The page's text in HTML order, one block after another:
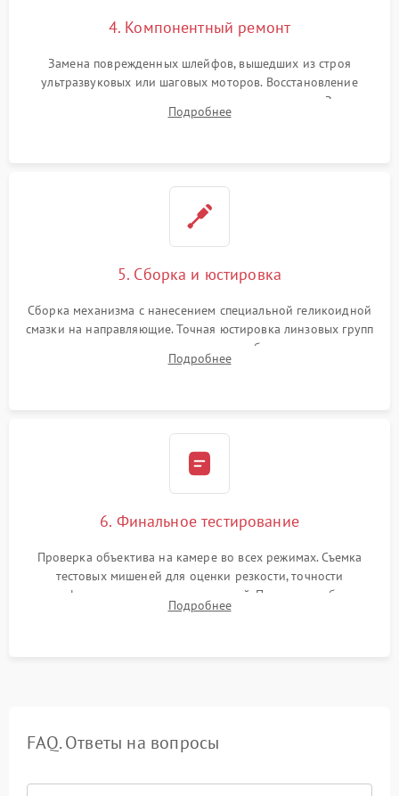
4. Компонентный ремонт
Замена поврежденных шлейфов, вышедших из строя
ультразвуковых или шаговых моторов. Восстановление
геометрии направляющих при заклинивании зума. Замена
неисправного блока диафрагмы, датчиков положения или
Подробнее
5. Сборка и юстировка
Сборка механизма с нанесением специальной геликоидной
смазки на направляющие. Точная юстировка линзовых групп
программным или механическим способом для устранения
бэк
Подробнее
6. Финальное тестирование
Проверка объектива на камере во всех режимах. Съемка
тестовых мишеней для оценки резкости, точности
автофокуса и отсутствия искажений. Проверка работы
диафрагмы на закрытых значениях и тестирование
Подробнее
FAQ. Ответы на вопросы